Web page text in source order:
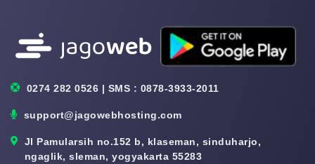
0274 282 0526 | SMS : 0878-3933-2011
support@jagowebhosting.com
Jl Pamularsih no.152 b, klaseman, sinduharjo,
ngaglik, sleman, yogyakarta 55283